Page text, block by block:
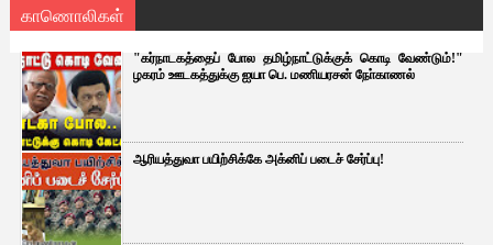
காணொலிகள்
"கர்நாடகத்தைப் போல தமிழ்நாட்டுக்குக் கொடி வேண்டும்!"
ழகரம் ஊடகத்துக்கு ஐயா பெ. மணியரசன் நோ்காணல்
ஆரியத்துவா பயிற்சிக்கே அக்னிப் படைச் சேர்ப்பு!